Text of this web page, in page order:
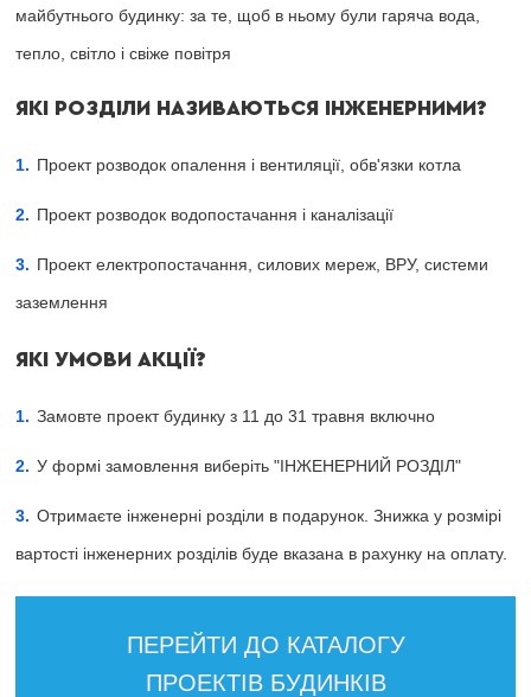
майбутнього будинку: за те, щоб в ньому були гаряча вода,
тепло, світло і свіже повітря
ЯКІ РОЗДІЛИ НАЗИВАЮТЬСЯ ІНЖЕНЕРНИМИ?
Проект розводок опалення і вентиляції, обв'язки котла
Проект розводок водопостачання і каналізації
Проект електропостачання, силових мереж, ВРУ, системи
заземлення
ЯКІ УМОВИ АКЦІЇ?
Замовте проект будинку з 11 до 31 травня включно
У формі замовлення виберіть "ІНЖЕНЕРНИЙ РОЗДІЛ"
Отримаєте інженерні розділи в подарунок. Знижка у розмірі
вартості інженерних розділів буде вказана в рахунку на оплату.
ПЕРЕЙТИ ДО КАТАЛОГУ
ПРОЕКТІВ БУДИНКІВ